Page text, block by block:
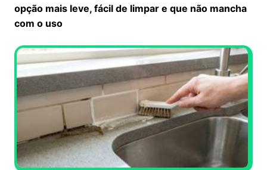
opção mais leve, fácil de limpar e que não mancha
com o uso